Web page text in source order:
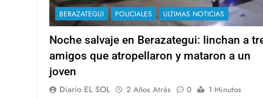
BERAZATEGUI POLICIALES ULTIMAS NOTICIAS
Noche salvaje en Berazategui: linchan a
amigos que atropellaron y mataron a un
joven
Diario EL SOL 2 Años Atrás 0 1 Minutos